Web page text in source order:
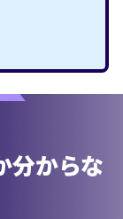
分からな